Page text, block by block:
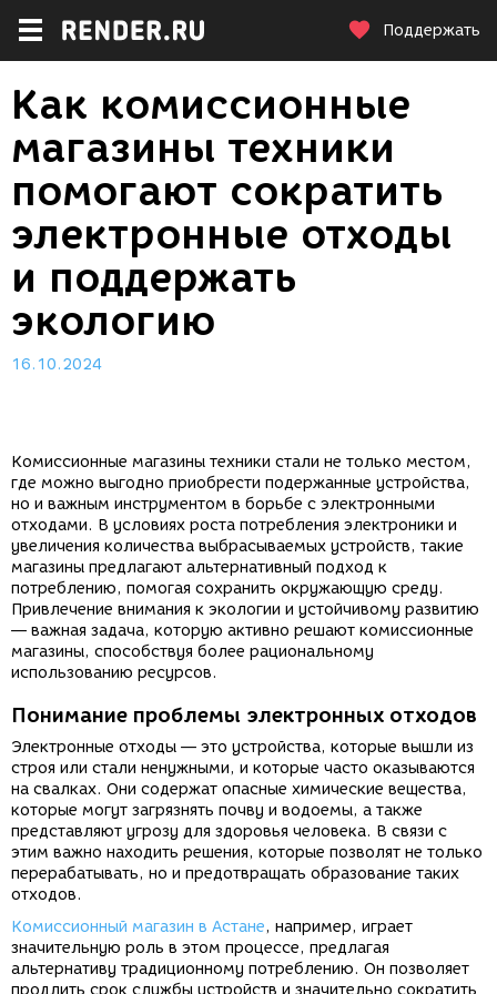
Поддержать
Как комиссионные
магазины техники
помогают сократить
электронные отходы
и поддержать
экологию
16.10.2024
Комиссионные магазины техники стали не только местом,
где можно выгодно приобрести подержанные устройства,
но и важным инструментом в борьбе с электронными
отходами. В условиях роста потребления электроники и
увеличения количества выбрасываемых устройств, такие
магазины предлагают альтернативный подход к
потреблению, помогая сохранить окружающую среду.
Привлечение внимания к экологии и устойчивому развитию
— важная задача, которую активно решают комиссионные
магазины, способствуя более рациональному
использованию ресурсов.
Понимание проблемы электронных отходов
Электронные отходы — это устройства, которые вышли из
строя или стали ненужными, и которые часто оказываются
на свалках. Они содержат опасные химические вещества,
которые могут загрязнять почву и водоемы, а также
представляют угрозу для здоровья человека. В связи с
этим важно находить решения, которые позволят не только
перерабатывать, но и предотвращать образование таких
отходов.
Комиссионный магазин в Астане, например, играет
значительную роль в этом процессе, предлагая
альтернативу традиционному потреблению. Он позволяет
продлить срок службы устройств и значительно сократить